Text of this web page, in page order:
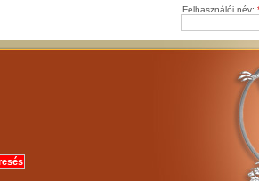
Felhasználói név: